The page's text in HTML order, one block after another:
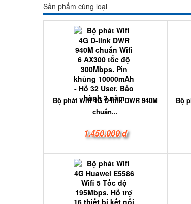
Sản phẩm cùng loại
Bộ phát Wifi 4G D-link DWR 940M
chuẩn...
1.450.000 đ
Bộ